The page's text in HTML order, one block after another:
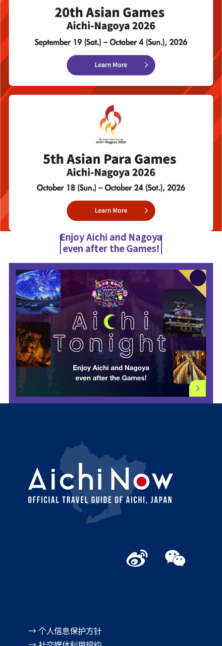
Enjoy Aichi and Nagoya
even after the Games!
→ 个人信息保护方针